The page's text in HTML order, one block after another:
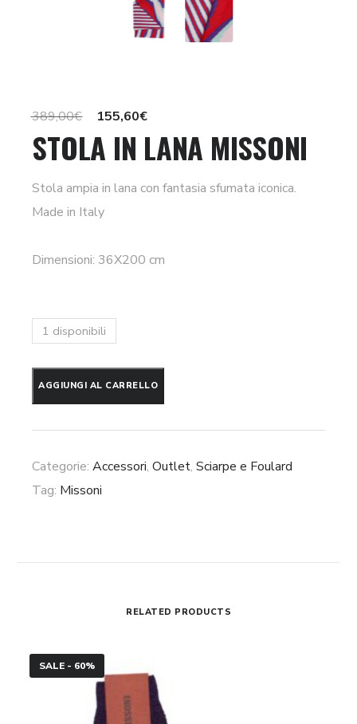
389,00€
Il
prezzo
originale
era:
389,00€.
155,60€Il
prezzo
attuale
è:
STOLA IN LANA MISSONI
Stola ampia in lana con fantasia sfumata iconica.
Made in Italy
Dimensioni: 36X200 cm
1 disponibili
Stola
in
lana
quantità
AGGIUNGI AL CARRELLO
Categorie:Accessori,Outlet,Sciarpe e Foulard
Tag: Missoni
RELATED PRODUCTS
Calze
Missoni
SALE - 60%